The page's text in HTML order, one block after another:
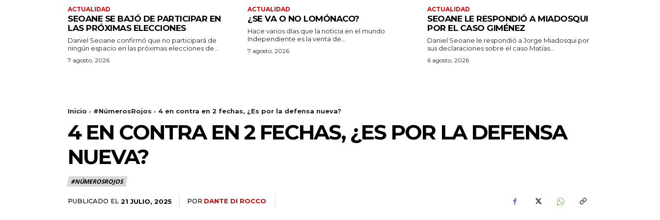
ACTUALIDAD
SEOANE SE BAJÓ DE PARTICIPAR EN
LAS PRÓXIMAS ELECCIONES
Daniel Seoane confirmó que no participará de
ningún espacio en las próximas elecciones de...
7 agosto, 2026
ACTUALIDAD
¿SE VA O NO LOMÓNACO?
Hace varios días que la noticia en el mundo
Independiente es la venta de...
7 agosto, 2026
ACTUALIDAD
SEOANE LE RESPONDIÓ A MIADOSQUI
POR EL CASO GIMÉNEZ
Daniel Seoane le respondió a Jorge Miadosqui por
sus declaraciones sobre el caso Matías...
6 agosto, 2026